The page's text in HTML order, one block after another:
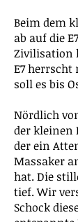
Beim dem
ab auf die
Zivilisation
E7 herrscht
soll es bis
Nördlich
der kleinen
der ein
Massaker
hat. Die
tief. Wir
Schock